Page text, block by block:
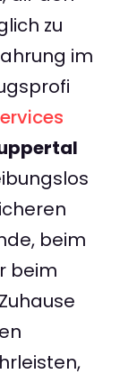
zu
im
beim
beim